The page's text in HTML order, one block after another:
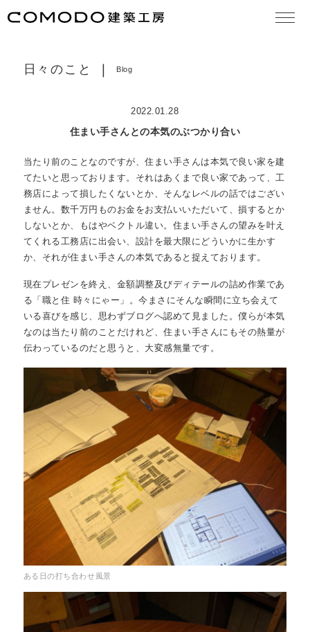
お知らせ news
日々のこと
住まいづくりの流れ
よくある質問 FAQ
私たちについて about
日々のこと Blog
2022.01.28
住まい手さんとの本気のぶつかり合い
当たり前のことなのですが、住まい手さんは本気で良い家を建
てたいと思っております。それはあくまで良い家であって、工
務店によって損したくないとか、そんなレベルの話ではござい
ません。数千万円ものお金をお支払いいただいて、損するとか
しないとか、もはやベクトル違い。住まい手さんの望みを叶え
てくれる工務店に出会い、設計を最大限にどういかに生かす
か、それが住まい手さんの本気であると捉えております。
現在プレゼンを終え、金額調整及びディテールの詰め作業であ
る「職と住 時々にゃー」。今まさにそんな瞬間に立ち会えて
いる喜びを感じ、思わずブログへ認めて見ました。僕らが本気
なのは当たり前のことだけれど、住まい手さんにもその熱量が
伝わっているのだと思うと、大変感無量です。
ある日の打ち合わせ風景